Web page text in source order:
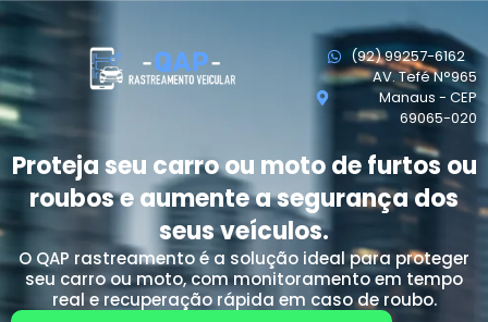
(92) 99257-6162
AV. Tefé N°965
Manaus - CEP
69065-020
Proteja seu carro ou moto de furtos ou
roubos e aumente a segurança dos
seus veículos.
O QAP rastreamento é a solução ideal para proteger
seu carro ou moto, com monitoramento em tempo
real e recuperação rápida em caso de roubo.